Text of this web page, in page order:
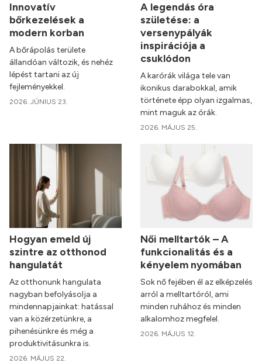
Innovatív
bőrkezelések a
modern korban
A bőrápolás területe
állandóan változik, és nehéz
lépést tartani az új
fejleményekkel.
2026. JÚNIUS 23.
A legendás óra
születése: a
versenypályák
inspirációja a
csuklódon
A karórák világa tele van
ikonikus darabokkal, amik
története épp olyan izgalmas,
mint maguk az órák.
2026. MÁJUS 25.
Hogyan emeld új
szintre az otthonod
hangulatát
Az otthonunk hangulata
nagyban befolyásolja a
mindennapjainkat: hatással
van a közérzetünkre, a
pihenésünkre és még a
produktivitásunkra is.
2026. MÁJUS 22.
Női melltartók – A
funkcionalitás és a
kényelem nyomában
Sok nő fejében él az elképzelés
arról a melltartóról, ami
minden ruhához és minden
alkalomhoz megfelel.
2026. MÁJUS 12.